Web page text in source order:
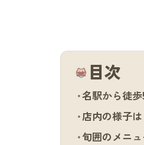
目次
名駅から徒
店内の様子は
旬囲のメニ